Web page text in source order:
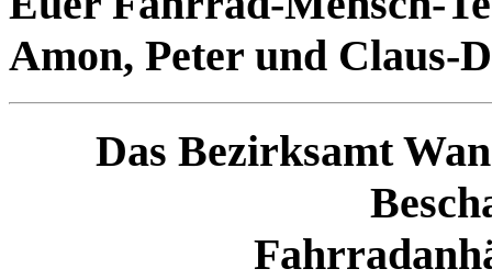
Amon, Peter und Claus-
Das Bezirksamt